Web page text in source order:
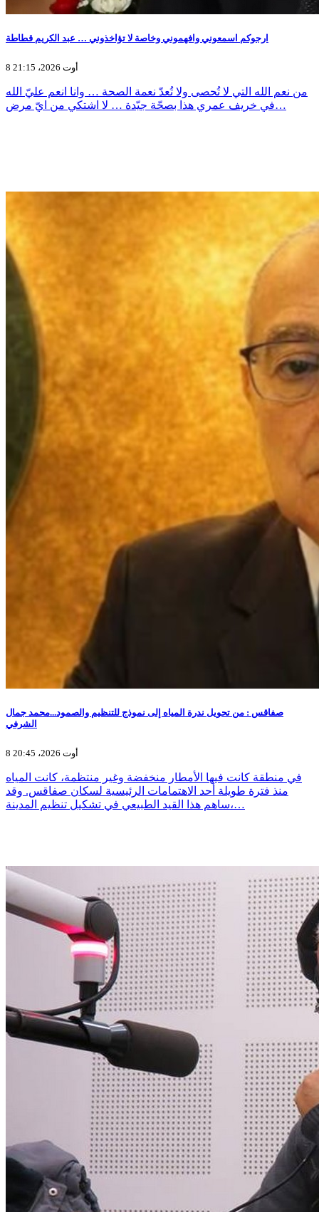
ارجوكم اسمعوني وافهموني وخاصة لا تؤاخذوني … عبد الكريم قطاطة
8 أوت 2026، 21:15
من نعم الله التي لا تُحصى ولا تُعدّ نعمة الصحة … وانا انعم عليّ الله
في خريف عمري هذا بصحّة جيّدة … لا اشتكي من ايّ مرض…
صفاقس : من تحويل ندرة المياه إلى نموذج للتنظيم والصمود...محمد جمال
الشرفي
8 أوت 2026، 20:45
في منطقة كانت فيها الأمطار منخفضة وغير منتظمة، كانت المياه
منذ فترة طويلة أحد الاهتمامات الرئيسية لسكان صفاقس. وقد
ساهم هذا القيد الطبيعي في تشكيل تنظيم المدينة،…